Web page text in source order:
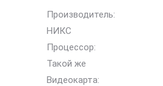
Производитель:
НИКС
Процессор:
Такой же
Видеокарта: